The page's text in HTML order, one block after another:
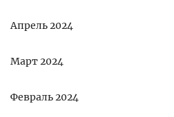
Апрель 2024
Март 2024
Февраль 2024